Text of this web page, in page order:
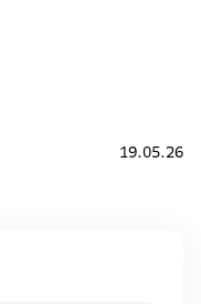
19.05.26